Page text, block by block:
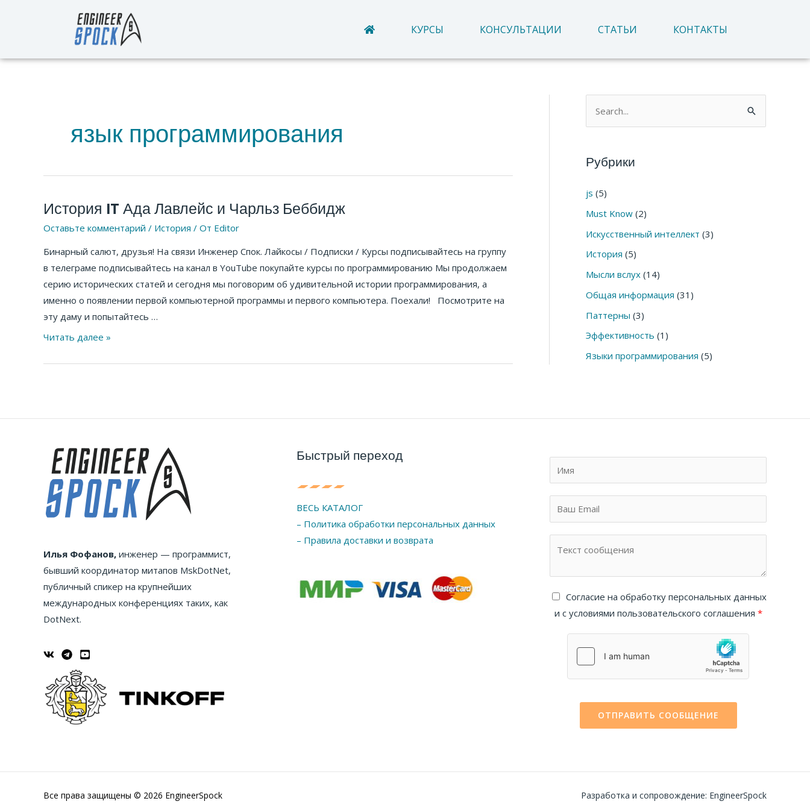
КУРСЫ КОНСУЛЬТАЦИИ СТАТЬИ КОНТАКТЫ
язык программирования
История IT Ада Лавлейс и Чарльз Беббидж
Оставьте комментарий / История / От Editor
Бинарный салют, друзья! На связи Инженер Спок. Лайкосы / Подписки / Курсы подписывайтесь на группу
в телеграме подписывайтесь на канал в YouTube покупайте курсы по программированию Мы продолжаем
серию исторических статей и сегодня мы поговорим об удивительной истории программирования, а
именно о появлении первой компьютерной программы и первого компьютера. Поехали! Посмотрите на
эту даму и попытайтесь …
История
Лавлейс
и
Чарльз
Беббидж
Читать далее »
сРубрики
js (5)
Must Know (2)
Искусственный интеллект (3)
История (5)
Мысли вслух (14)
Общая информация (31)
Паттерны (3)
Эффективность (1)
Языки программирования (5)
Илья Фофанов, инженер — программист,
бывший координатор митапов MskDotNet,
публичный спикер на крупнейших
международных конференциях таких, как
DotNext.
Быстрый переход
ВЕСЬ КАТАЛОГ
– Политика обработки персональных данных
– Правила доставки и возврата
Cогласие на обработку персональных данных
и с условиями пользовательского соглашения *
ОТПРАВИТЬ СООБЩЕНИЕ
Все права защищены © 2026 EngineerSpock Разработка и сопровождение: EngineerSpock